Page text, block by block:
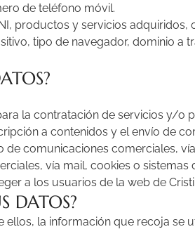
de teléfono móvil.
productos y servicios adquiridos,
tipo de navegador, dominio
la contratación de servicios y/o
a contenidos y el envío de
comunicaciones comerciales,
vía mail, cookies o sistemas
a los usuarios de la web de
DATOS?
la información que recoja se